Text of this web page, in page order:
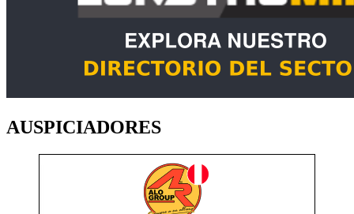
AUSPICIADORES